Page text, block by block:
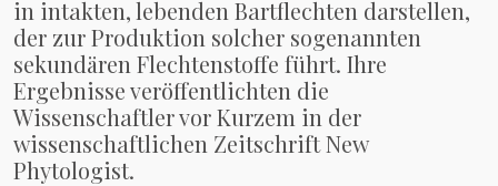
in intakten, lebenden Bartflechten darstellen,
der zur Produktion solcher sogenannten
sekundären Flechtenstoffe führt. Ihre
Ergebnisse veröffentlichten die
Wissenschaftler vor Kurzem in der
wissenschaftlichen Zeitschrift New
Phytologist.